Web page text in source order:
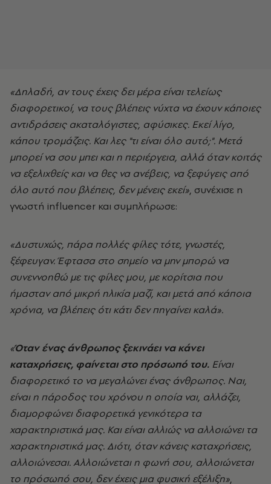
«Δηλαδή, αν τους έχεις δει μέρα είναι τελείως
διαφορετικοί, να τους βλέπεις νύχτα να έχουν κάποιες
αντιδράσεις ακαταλόγιστες, αφύσικες. Εκεί λίγο,
κάπου τρομάζεις. Και λες "τι είναι όλο αυτό;". Μετά
μπορεί να σου μπει και η περιέργεια, αλλά όταν κοιτάς
να εξελιχθείς και να θες να ανέβεις, να ξεφύγεις από
όλο αυτό που βλέπεις, δεν μένεις εκεί», συνέχισε η
γνωστή influencer και συμπλήρωσε:
«Δυστυχώς, πάρα πολλές φίλες τότε, γνωστές,
ξέφευγαν. Έφτασα στο σημείο να μην μπορώ να
συνεννοηθώ με τις φίλες μου, με κορίτσια που
ήμασταν από μικρή ηλικία μαζί, και μετά από κάποια
χρόνια, να βλέπεις ότι κάτι δεν πηγαίνει καλά».
«Όταν ένας άνθρωπος ξεκινάει να κάνει
καταχρήσεις, φαίνεται στο πρόσωπό του. Είναι
διαφορετικό το να μεγαλώνει ένας άνθρωπος. Ναι,
είναι η πάροδος του χρόνου η οποία ναι, αλλάζει,
διαμορφώνει διαφορετικά γενικότερα τα
χαρακτηριστικά μας. Και είναι αλλιώς να αλλοιώνει τα
χαρακτηριστικά μας. Διότι, όταν κάνεις καταχρήσεις,
αλλοιώνεσαι. Αλλοιώνεται η φωνή σου, αλλοιώνεται
το πρόσωπό σου, δεν έχεις μια φυσική εξέλιξη»,